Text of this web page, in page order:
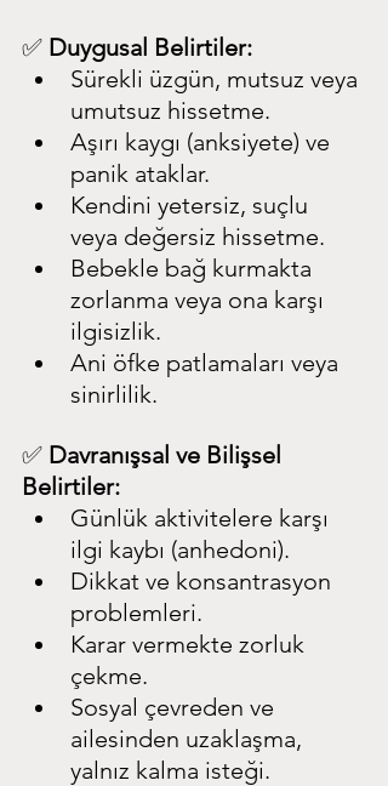
✅ Duygusal Belirtiler:
Sürekli üzgün, mutsuz veya
umutsuz hissetme.
Aşırı kaygı (anksiyete) ve
panik ataklar.
Kendini yetersiz, suçlu
veya değersiz hissetme.
Bebekle bağ kurmakta
zorlanma veya ona karşı
ilgisizlik.
Ani öfke patlamaları veya
sinirlilik.
✅ Davranışsal ve Bilişsel
Belirtiler:
Günlük aktivitelere karşı
ilgi kaybı (anhedoni).
Dikkat ve konsantrasyon
problemleri.
Karar vermekte zorluk
çekme.
Sosyal çevreden ve
ailesinden uzaklaşma,
yalnız kalma isteği.